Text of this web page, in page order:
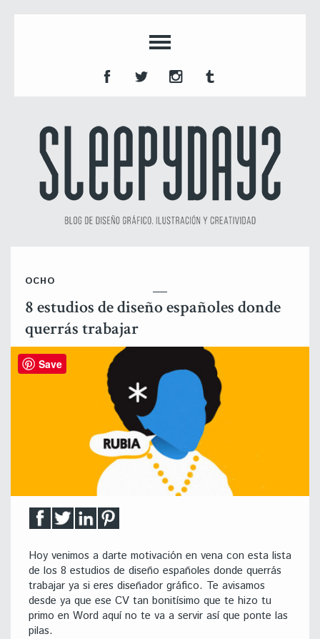
OCHO
8 estudios de diseño españoles donde
querrás trabajar
Hoy venimos a darte motivación en vena con esta lista
de los 8 estudios de diseño españoles donde querrás
trabajar ya si eres diseñador gráfico. Te avisamos
desde ya que ese CV tan bonitísimo que te hizo tu
primo en Word aquí no te va a servir así que ponte las
pilas.
Save